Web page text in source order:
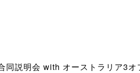
説明会 with オーストラリア3オ